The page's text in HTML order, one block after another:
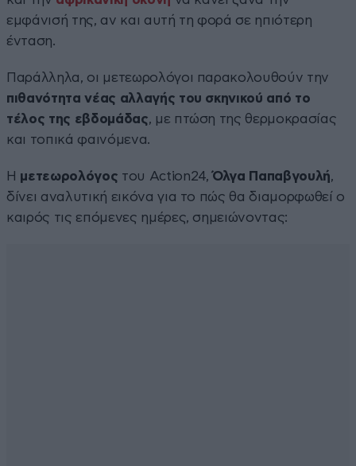
εμφάνισή της, αν και αυτή τη φορά σε ηπιότερη
ένταση.
Παράλληλα, οι μετεωρολόγοι παρακολουθούν την
πιθανότητα νέας αλλαγής του σκηνικού από το
τέλος της εβδομάδας, με πτώση της θερμοκρασίας
και τοπικά φαινόμενα.
Η μετεωρολόγος του Action24,Όλγα Παπαβγουλή,
δίνει αναλυτική εικόνα για το πώς θα διαμορφωθεί ο
καιρός τις επόμενες ημέρες, σημειώνοντας: